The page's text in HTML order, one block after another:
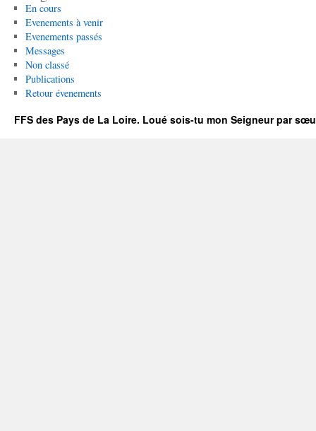
En cours
Evenements à venir
Evenements passés
Messages
Non classé
Publications
Retour évenements
FFS des Pays de La Loire. Loué sois-tu mon Seigneur par